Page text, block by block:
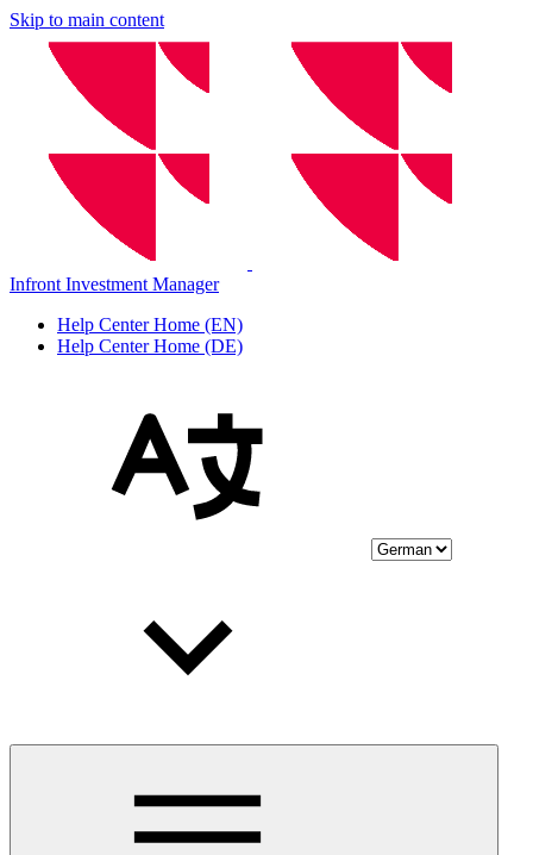
Skip to main content
Infront Investment Manager
Help Center Home (EN)
Help Center Home (DE)